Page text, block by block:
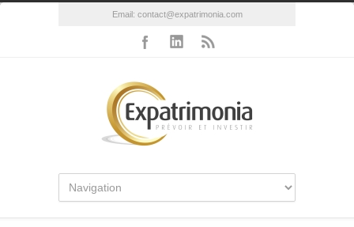
Email: contact@expatrimonia.com